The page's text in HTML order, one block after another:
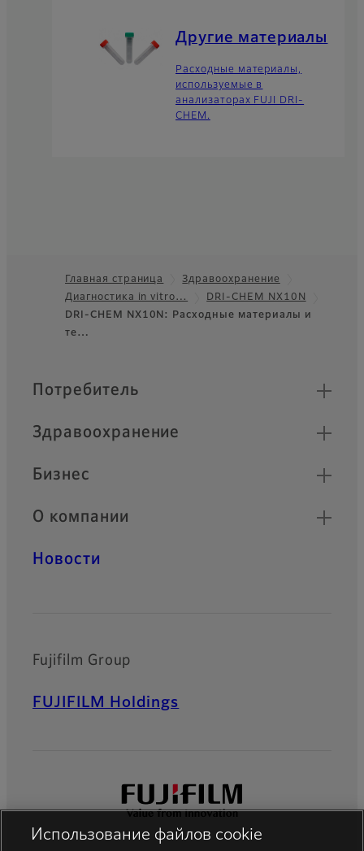
Другие материалы
Расходные материалы,
используемые в
анализаторах FUJI DRI-
CHEM.
Footer
Главная страница
Здравоохранение
Диагностика in vitro…
DRI-CHEM NX10N
DRI-CHEM NX10N: Расходные материалы и
те…
Быстрые ссылки
Потребитель
Здравоохранение
Бизнес
О компании
Новости
Fujifilm Group
FUJIFILM Holdings
Использование файлов cookie